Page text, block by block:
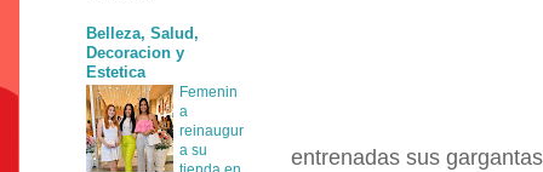
entrenadas sus gargantas
Belleza, Salud,
Decoracion y
Estetica
Femenin
a
reinaugur
a su